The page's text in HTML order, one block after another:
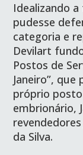
Idealizando
pudesse
categoria e
Devilart
Postos de
Janeiro”,
próprio
embrionário,
da Silva.